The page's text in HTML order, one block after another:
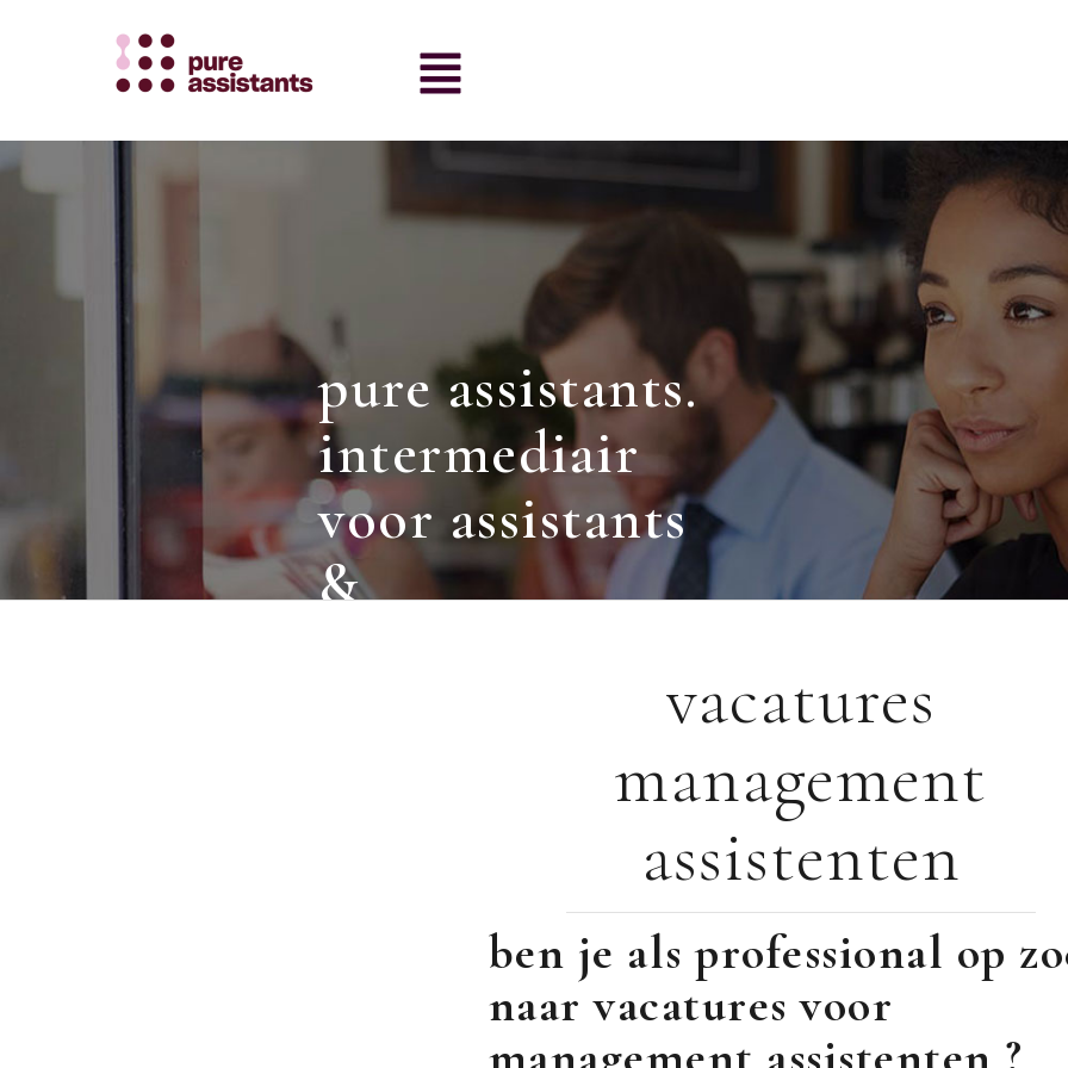
pure assistants.
intermediair
voor assistants
&
vacatures
management
assistenten
ben je als professional op
naar vacatures voor